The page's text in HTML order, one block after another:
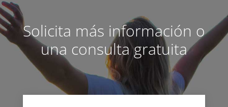
Solicita más información o
una consulta gratuita